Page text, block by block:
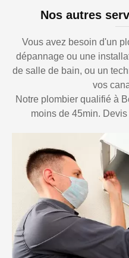
Nos autres
Vous avez besoin d'un
dépannage ou une
de salle de bain, ou un
vos
Notre plombier qualifié à
moins de 45min.